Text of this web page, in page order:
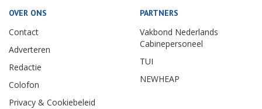
OVER ONS
Contact
Adverteren
Redactie
Colofon
Privacy & Cookiebeleid
PARTNERS
Vakbond Nederlands
Cabinepersoneel
TUI
NEWHEAP